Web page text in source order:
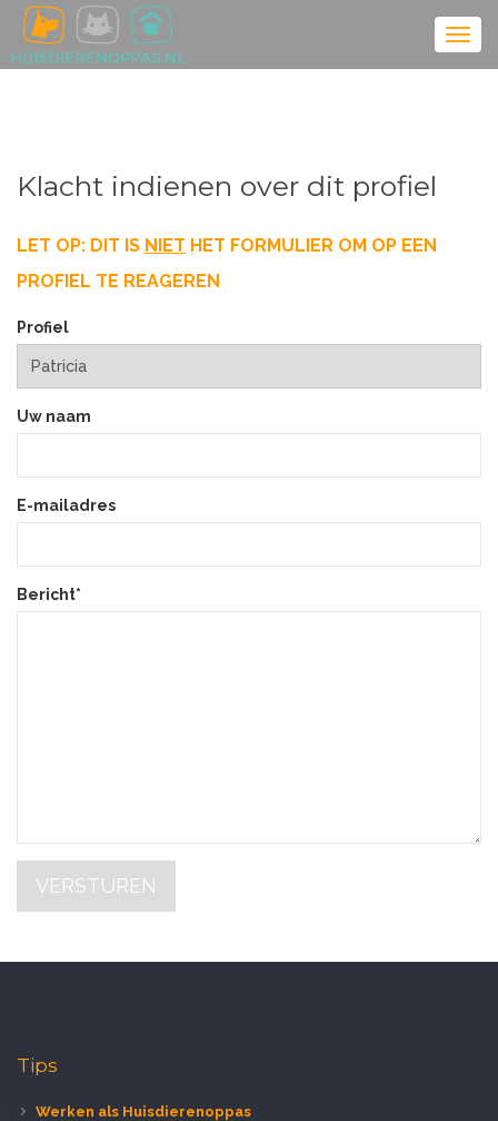
Klacht indienen over dit profiel
LET OP: DIT IS NIET HET FORMULIER OM OP EEN
PROFIEL TE REAGEREN
Profiel
Uw naam
E-mailadres
Bericht*
VERSTUREN
Tips
Werken als Huisdierenoppas